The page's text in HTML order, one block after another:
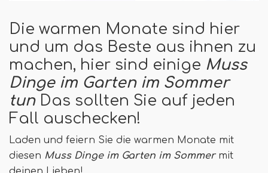
Die warmen Monate sind hier
und um das Beste aus ihnen zu
machen, hier sind einige Muss
Dinge im Garten im Sommer
tunDas sollten Sie auf jeden
Fall auschecken!
Laden und feiern Sie die warmen Monate mit
diesen Muss Dinge im Garten im Sommermit